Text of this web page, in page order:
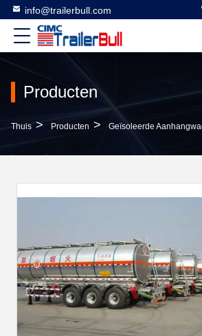
info@trailerbull.com
Producten
Thuis > Producten > Geïsoleerde Aanhangwagens Voor